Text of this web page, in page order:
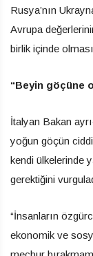
Rusya’nın
Avrupa
birlik içinde
“Beyin göçüne
İtalyan Bakan
yoğun göçün
kendi ülkelerinde
gerektiğini
“İnsanların
ekonomik ve